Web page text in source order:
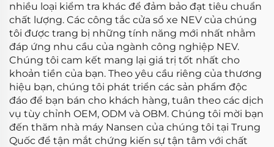
nhiều loại kiểm tra khác để đảm bảo đạt tiêu chuẩn
chất lượng. Các công tắc cửa sổ xe NEV của chúng
tôi được trang bị những tính năng mới nhất nhằm
đáp ứng nhu cầu của ngành công nghiệp NEV.
Chúng tôi cam kết mang lại giá trị tốt nhất cho
khoản tiền của bạn. Theo yêu cầu riêng của thương
hiệu bạn, chúng tôi phát triển các sản phẩm độc
đáo để bạn bán cho khách hàng, tuân theo các dịch
vụ tùy chỉnh OEM, ODM và OBM. Chúng tôi mời bạn
đến thăm nhà máy Nansen của chúng tôi tại Trung
Quốc để tận mắt chứng kiến sự tận tâm với chất